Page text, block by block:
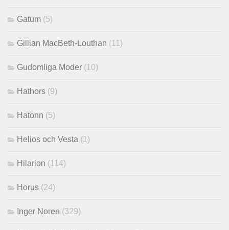
Gatum (5)
Gillian MacBeth-Louthan (11)
Gudomliga Moder (10)
Hathors (9)
Hatonn (5)
Helios och Vesta (1)
Hilarion (114)
Horus (24)
Inger Noren (329)